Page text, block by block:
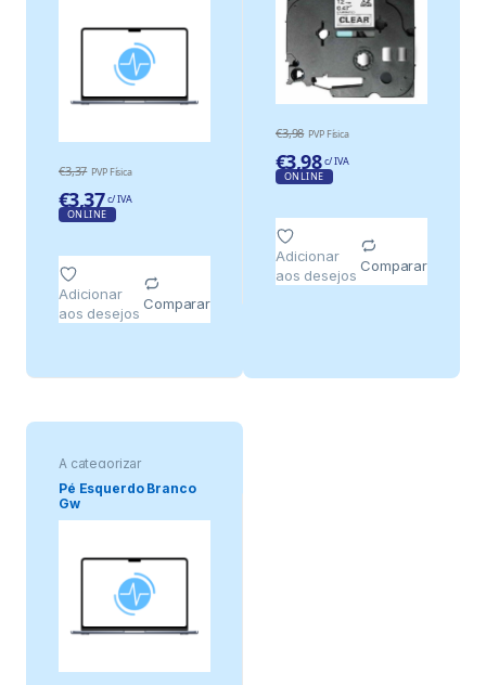
€3,37 PVP Física
€3,37 c/ IVA
ONLINE
Adicionar
aos desejos
Comparar
€3,98 PVP Física
€3,98 c/ IVA
ONLINE
Adicionar
aos desejos
Comparar
A categorizar
Pé Esquerdo Branco
Gw